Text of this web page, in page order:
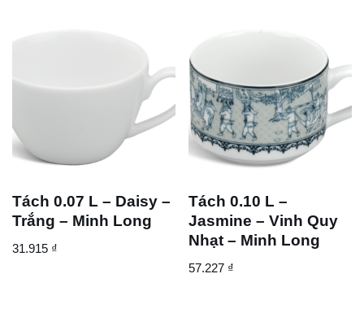
Tách 0.07 L – Daisy –
Trắng – Minh Long
31.915 ₫
Tách 0.10 L –
Jasmine – Vinh Quy
Nhạt – Minh Long
57.227 ₫